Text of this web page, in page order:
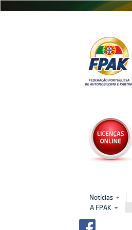
Notícias
A FPAK